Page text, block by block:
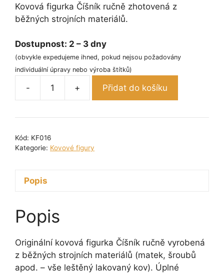
Kovová figurka Číšník ručně zhotovená z
běžných strojních materiálů.
Dostupnost: 2 – 3 dny
(obvykle expedujeme ihned, pokud nejsou požadovány
individuální úpravy nebo výroba štítků)
-
Kovová
-
+ Přidat do košíku
Kód: KF016
Kategorie: Kovové figury
Popis
Popis
Originální kovová figurka Číšník ručně vyrobená
z běžných strojních materiálů (matek, šroubů
apod. – vše leštěný lakovaný kov). Úplné